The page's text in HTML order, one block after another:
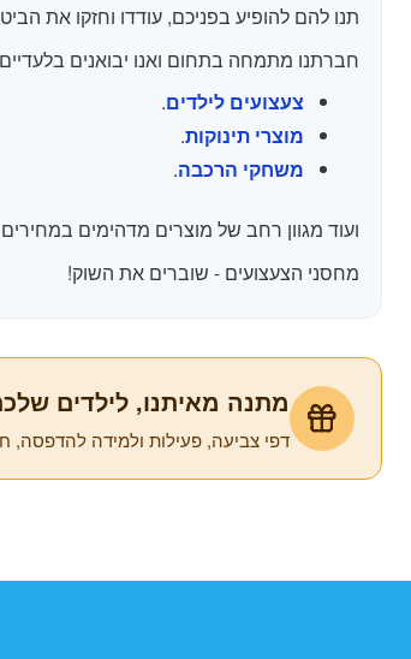
תנו להם להופיע בפניכם, עודדו וחזקו את
חברתנו מתמחה בתחום ואנו יבואנים בלעדיים
צעצועים לילדים.
מוצרי תינוקות.
משחקי הרכבה.
ועוד מגוון רחב של מוצרים מדהימים
מחסני הצעצועים - שוברים את השוק!
מתנה מאיתנו, לילדים
דפי צביעה, פעילות ולמידה להדפסה,